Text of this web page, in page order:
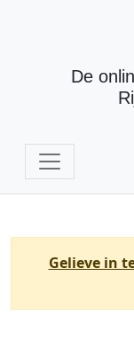
De
Gelieve in